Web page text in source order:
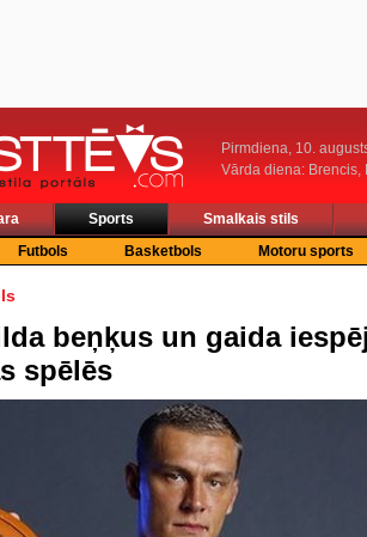
Pirmdiena, 10.
Vārda diena: Brencis,
Sports
Smalkais stils
Futbols Basketbols Motoru sports
beņķus un gaida
spēlēs